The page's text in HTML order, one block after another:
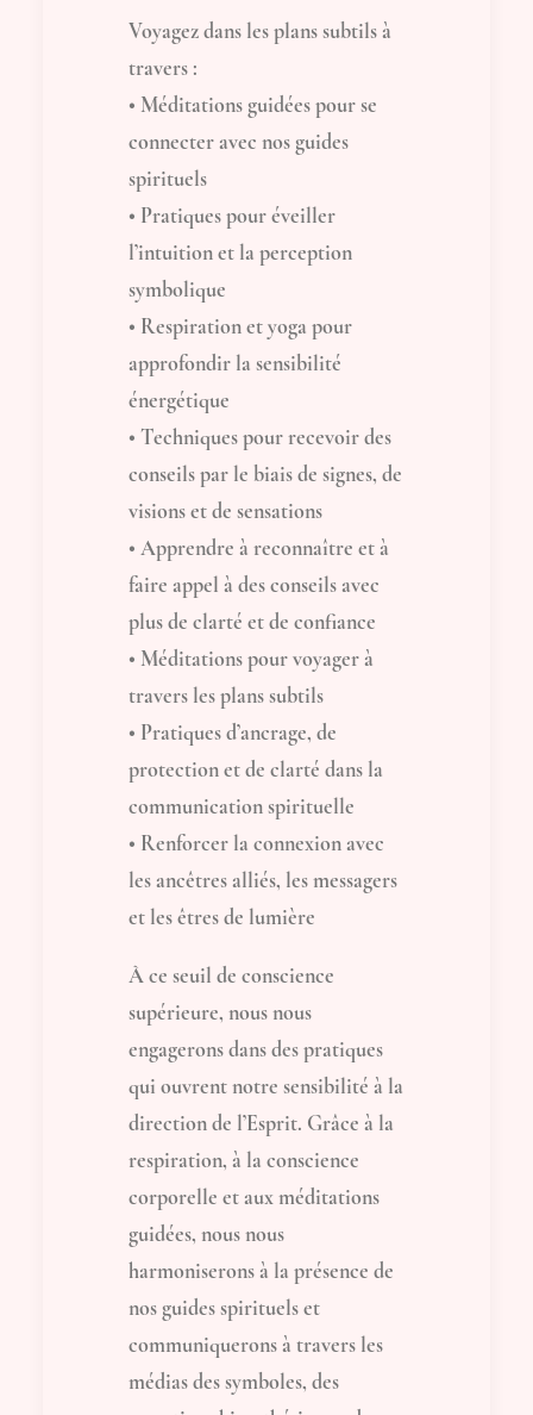
Voyagez dans les plans subtils à
travers :
• Méditations guidées pour se
connecter avec nos guides
spirituels
• Pratiques pour éveiller
l’intuition et la perception
symbolique
• Respiration et yoga pour
approfondir la sensibilité
énergétique
• Techniques pour recevoir des
conseils par le biais de signes, de
visions et de sensations
• Apprendre à reconnaître et à
faire appel à des conseils avec
plus de clarté et de confiance
• Méditations pour voyager à
travers les plans subtils
• Pratiques d’ancrage, de
protection et de clarté dans la
communication spirituelle
• Renforcer la connexion avec
les ancêtres alliés, les messagers
et les êtres de lumière
À ce seuil de conscience
supérieure, nous nous
engagerons dans des pratiques
qui ouvrent notre sensibilité à la
direction de l’Esprit. Grâce à la
respiration, à la conscience
corporelle et aux méditations
guidées, nous nous
harmoniserons à la présence de
nos guides spirituels et
communiquerons à travers les
médias des symboles, des